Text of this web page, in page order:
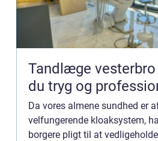
Tandlæge vesterbro sådan finder
du tryg og
Da vores almene sundhed er
velfungerende kloaksystem,
borgere pligt til at